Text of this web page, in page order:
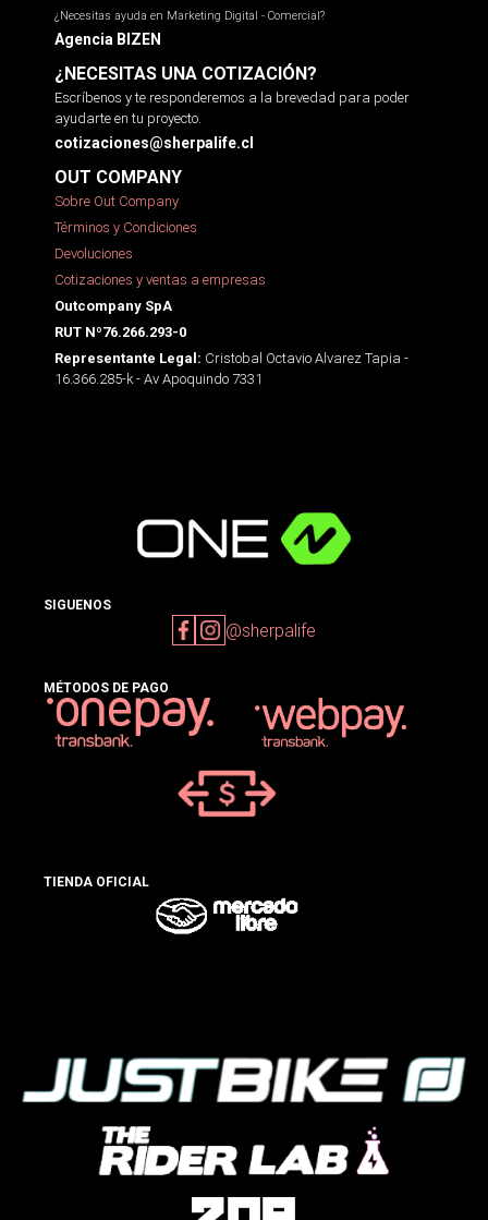
¿Necesitas ayuda en Marketing Digital - Comercial?
Agencia BIZEN
¿NECESITAS UNA COTIZACIÓN?
Escríbenos y te responderemos a la brevedad para poder
ayudarte en tu proyecto.
cotizaciones@sherpalife.cl
OUT COMPANY
Sobre Out Company
Términos y Condiciones
Devoluciones
Cotizaciones y ventas a empresas
Outcompany SpA
RUT Nº76.266.293-0
Representante Legal: Cristobal Octavio Alvarez Tapia -
16.366.285-k - Av Apoquindo 7331
SIGUENOS
@sherpalife
MÉTODOS DE PAGO
TIENDA OFICIAL